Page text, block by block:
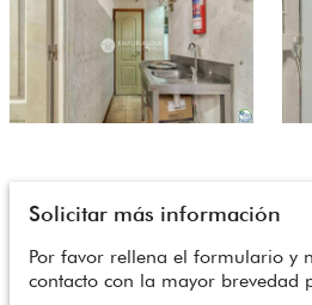
Solicitar más información
Por favor rellena el formulario y
contacto con la mayor brevedad